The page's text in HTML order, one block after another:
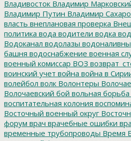
Владивосток Владимир
Владимир Путин Владимир
власть внеплановая проверка
политика вода водители водка
Водоканал водолазы
башня водоснабжение военная
военный комиссар ВОЗ
воинский учет война война в
волейбол волк Волонтеры
Волочаевский бой вольная борьба
воспитательная колония
Восточный военный округ
форум врач врачебные ошибки
временные трубопроводы Время